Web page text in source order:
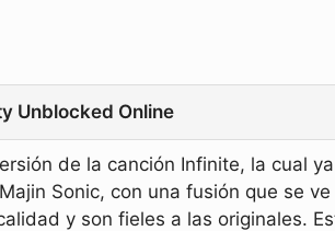
Unblocked Online
de la canción Infinite, la cual
Sonic, con una fusión que se
y son fieles a las originales.